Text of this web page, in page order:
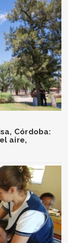
Córdoba:
aire,